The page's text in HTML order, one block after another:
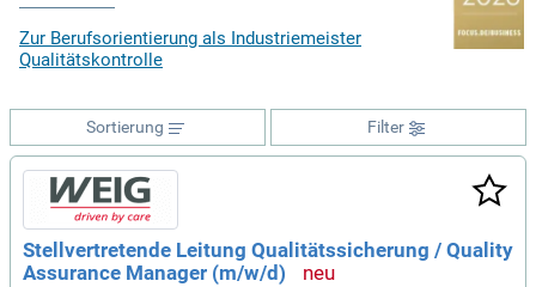
Zur Berufsorientierung als Industriemeister
Qualitätskontrolle
Filter
Sortierung
Stellvertretende Leitung Qualitätssicherung / Quality
Assurance Manager (m/w/d)